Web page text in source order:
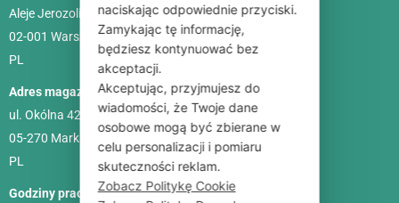
Aleje Jerozolimskie 85, lok. 21
02-001 Warszawa
PL
Adres magazynu:
ul. Okólna 42C
05-270 Marki
PL
Godziny pracy: Pon. – Pt.: 9:00-18:00, Sob.: 10:00-15:00
naciskając odpowiednie przyciski.
Zamykając tę informację,
będziesz kontynuować bez
akceptacji.
Akceptując, przyjmujesz do
wiadomości, że Twoje dane
osobowe mogą być zbierane w
celu personalizacji i pomiaru
skuteczności reklam.
Zobacz Politykę Cookie